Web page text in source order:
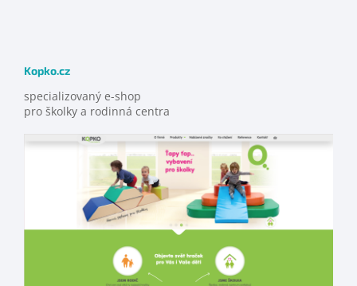
Kopko.cz
specializovaný e-shop
pro školky a rodinná centra